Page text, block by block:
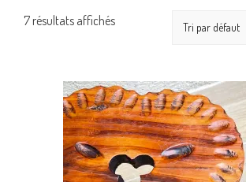
7 résultats affichés